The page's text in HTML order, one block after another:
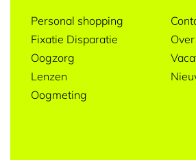
Personal shopping
Fixatie Disparatie
Oogzorg
Lenzen
Oogmeting